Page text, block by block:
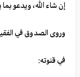
إن شاء الله، ويدعو
وروى الصدوق في
في قنوته: